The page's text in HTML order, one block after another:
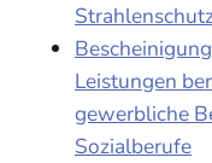
Leistungen
gewerbliche
Sozialberufe